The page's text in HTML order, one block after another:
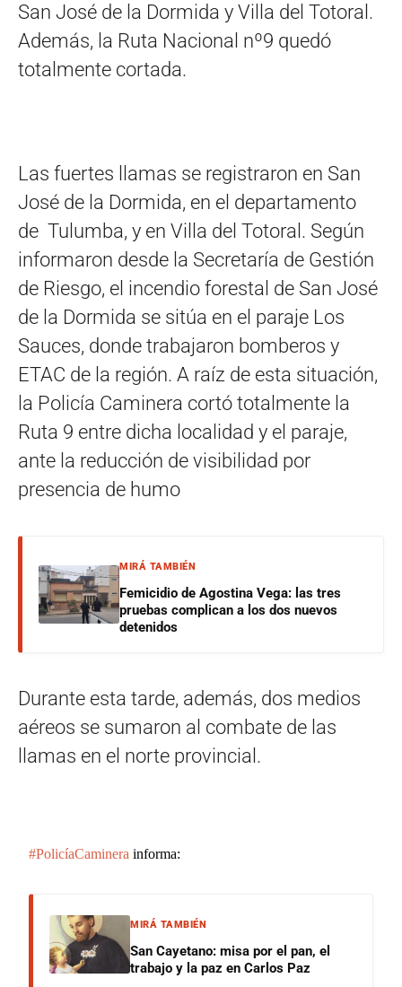
San José de la Dormida y Villa del Totoral.
Además, la Ruta Nacional nº9 quedó
totalmente cortada.
Las fuertes llamas se registraron en San
José de la Dormida, en el departamento
de Tulumba, y en Villa del Totoral. Según
informaron desde la Secretaría de Gestión
de Riesgo, el incendio forestal de San José
de la Dormida se sitúa en el paraje Los
Sauces, donde trabajaron bomberos y
ETAC de la región. A raíz de esta situación,
la Policía Caminera cortó totalmente la
Ruta 9 entre dicha localidad y el paraje,
ante la reducción de visibilidad por
presencia de humo
MIRÁ TAMBIÉN
Femicidio de Agostina Vega: las tres
pruebas complican a los dos nuevos
detenidos
Durante esta tarde, además, dos medios
aéreos se sumaron al combate de las
llamas en el norte provincial.
#PolicíaCaminera informa:
MIRÁ TAMBIÉN
San Cayetano: misa por el pan, el
trabajo y la paz en Carlos Paz